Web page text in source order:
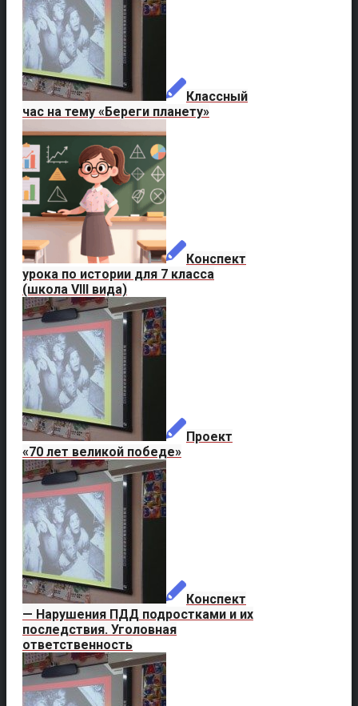
Классный
час на тему «Береги планету»
Конспект
урока по истории для 7 класса
(школа VIII вида)
Проект
«70 лет великой победе»
Конспект
— Нарушения ПДД подростками и их
последствия. Уголовная
ответственность